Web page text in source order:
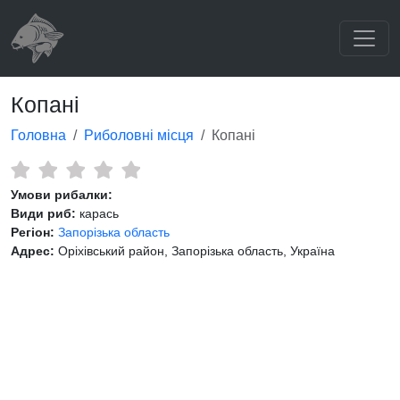
Копані
Головна Риболовні місця Копані
Умови рибалки:
Види риб: карась
Регіон: Запорізька область
Адрес: Оріхівський район, Запорізька область, Україна